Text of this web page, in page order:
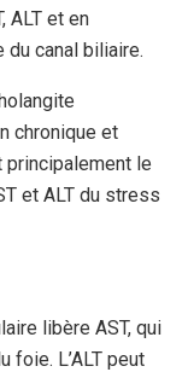
ALT et en
du canal biliaire.
chronique et
le
et ALT du stress
libère AST, qui
foie. L’ALT peut